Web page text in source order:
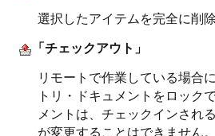
選択したアイテムを完全に削除
「チェックアウト」
リモートで作業している場合
トリ・ドキュメントをロック
メントは、チェックインされ
が変更することはできません。